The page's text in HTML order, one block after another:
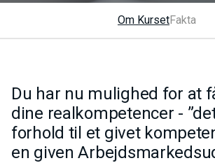
Om KursetFakta
Du har nu mulighed for at
dine realkompetencer -
forhold til et givet
en given